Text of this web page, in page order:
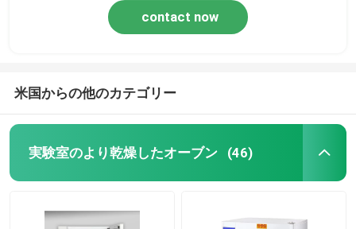
contact now
米国からの他のカテゴリー
実験室のより乾燥したオーブン (46)